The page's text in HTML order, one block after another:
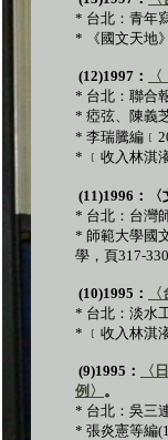
* 台北：青年
*
《國文天地
(12)1997 ：
* 台北：聯合
* 瘂弦、陳義
* 李瑞騰編﹝
* ﹝收入林淇
(11)1996 ：
* 台北：台灣
* 師範大學國
學，頁317-330
(10)1995 ：
* 台北：淡水
* ﹝收入林淇
(9)1995 ：
〈
例〉 。
* 台北：吳三
* 張炎憲等編